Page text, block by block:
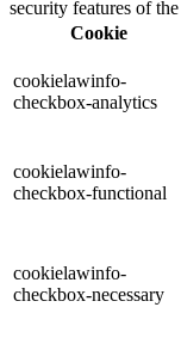
security features of
Cookie
cookielawinfo-
checkbox-analytics
cookielawinfo-
checkbox-functional
cookielawinfo-
checkbox-necessary